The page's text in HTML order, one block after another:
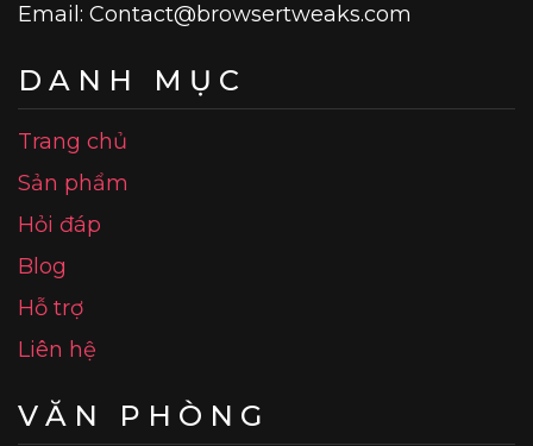
Email: Contact@browsertweaks.com
DANH MỤC
Trang chủ
Sản phẩm
Hỏi đáp
Blog
Hỗ trợ
Liên hệ
VĂN PHÒNG